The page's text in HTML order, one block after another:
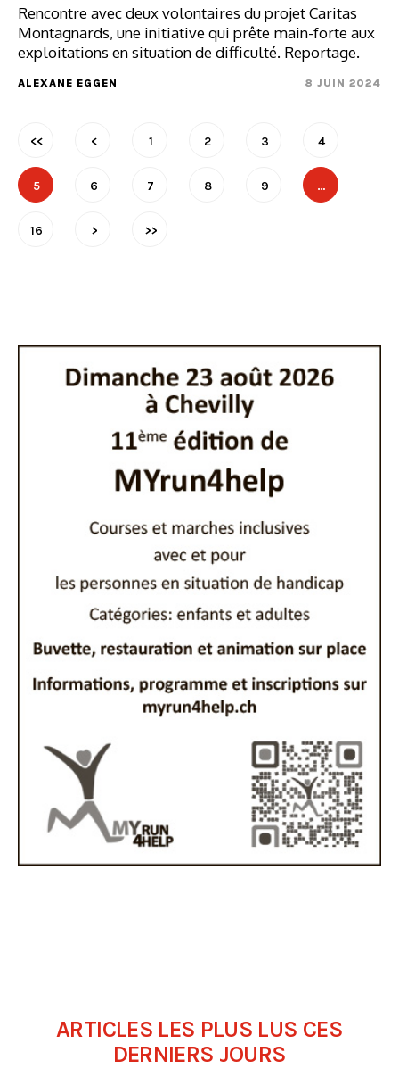
Rencontre avec deux volontaires du projet Caritas
Montagnards, une initiative qui prête main-forte aux
exploitations en situation de difficulté. Reportage.
ALEXANE EGGEN 8 JUIN 2024
<< < 1 2 3 4
5 6 7 8 9 …
16 > >>
ARTICLES LES PLUS LUS CES
DERNIERS JOURS